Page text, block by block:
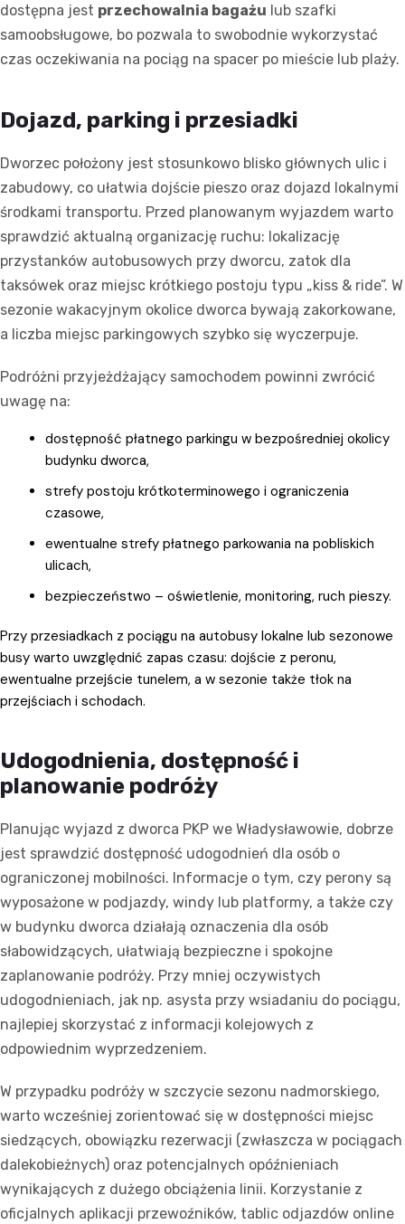
dostępna jest przechowalnia bagażu lub szafki
samoobsługowe, bo pozwala to swobodnie wykorzystać
czas oczekiwania na pociąg na spacer po mieście lub plaży.
Dojazd, parking i przesiadki
Dworzec położony jest stosunkowo blisko głównych ulic i
zabudowy, co ułatwia dojście pieszo oraz dojazd lokalnymi
środkami transportu. Przed planowanym wyjazdem warto
sprawdzić aktualną organizację ruchu: lokalizację
przystanków autobusowych przy dworcu, zatok dla
taksówek oraz miejsc krótkiego postoju typu „kiss & ride”. W
sezonie wakacyjnym okolice dworca bywają zakorkowane,
a liczba miejsc parkingowych szybko się wyczerpuje.
Podróżni przyjeżdżający samochodem powinni zwrócić
uwagę na:
dostępność płatnego parkingu w bezpośredniej okolicy
budynku dworca,
strefy postoju krótkoterminowego i ograniczenia
czasowe,
ewentualne strefy płatnego parkowania na pobliskich
ulicach,
bezpieczeństwo – oświetlenie, monitoring, ruch pieszy.
Przy przesiadkach z pociągu na autobusy lokalne lub sezonowe
busy warto uwzględnić zapas czasu: dojście z peronu,
ewentualne przejście tunelem, a w sezonie także tłok na
przejściach i schodach.
Udogodnienia, dostępność i
planowanie podróży
Planując wyjazd z dworca PKP we Władysławowie, dobrze
jest sprawdzić dostępność udogodnień dla osób o
ograniczonej mobilności. Informacje o tym, czy perony są
wyposażone w podjazdy, windy lub platformy, a także czy
w budynku dworca działają oznaczenia dla osób
słabowidzących, ułatwiają bezpieczne i spokojne
zaplanowanie podróży. Przy mniej oczywistych
udogodnieniach, jak np. asysta przy wsiadaniu do pociągu,
najlepiej skorzystać z informacji kolejowych z
odpowiednim wyprzedzeniem.
W przypadku podróży w szczycie sezonu nadmorskiego,
warto wcześniej zorientować się w dostępności miejsc
siedzących, obowiązku rezerwacji (zwłaszcza w pociągach
dalekobieżnych) oraz potencjalnych opóźnieniach
wynikających z dużego obciążenia linii. Korzystanie z
oficjalnych aplikacji przewoźników, tablic odjazdów online